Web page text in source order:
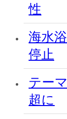
性
海水
停止
テー
超に